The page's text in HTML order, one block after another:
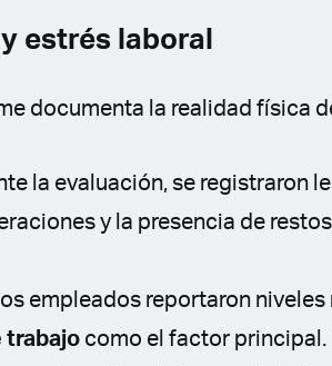
estrés laboral
documenta la realidad física
la evaluación, se registraron
y la presencia de
empleados reportaron
trabajo como el factor principal.